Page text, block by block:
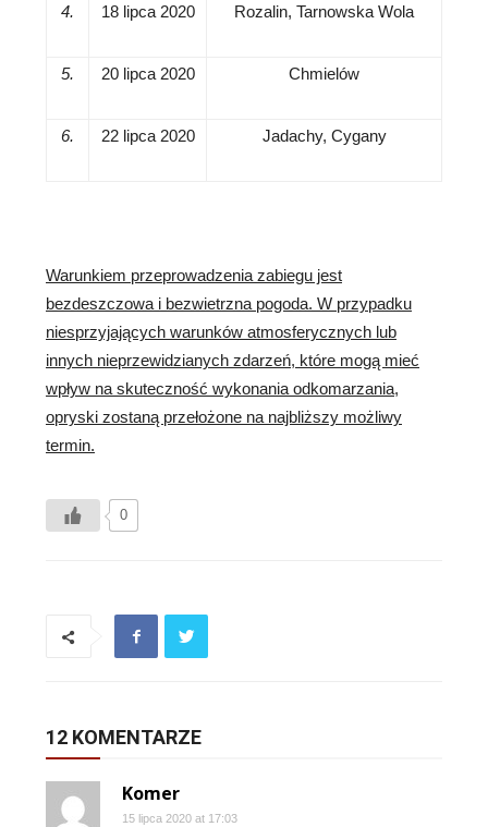
4. 18 lipca 2020 Rozalin, Tarnowska Wola
5. 20 lipca 2020 Chmielów
6. 22 lipca 2020 Jadachy, Cygany
Warunkiem przeprowadzenia zabiegu jest
bezdeszczowa i bezwietrzna pogoda. W przypadku
niesprzyjających warunków atmosferycznych lub
innych nieprzewidzianych zdarzeń, które mogą mieć
wpływ na skuteczność wykonania odkomarzania,
opryski zostaną przełożone na najbliższy możliwy
termin.
0
12 KOMENTARZE
Komer
15 lipca 2020 at 17:03